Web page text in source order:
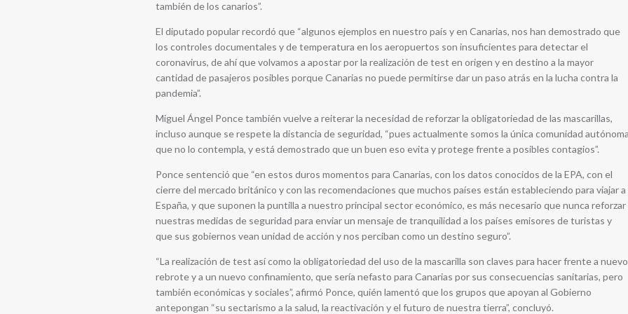
también de los canarios”.
El diputado popular recordó que “algunos ejemplos en nuestro país y en Canarias, nos han demostrado que
los controles documentales y de temperatura en los aeropuertos son insuficientes para detectar el
coronavirus, de ahí que volvamos a apostar por la realización de test en origen y en destino a la mayor
cantidad de pasajeros posibles porque Canarias no puede permitirse dar un paso atrás en la lucha contra la
pandemia”.
Miguel Ángel Ponce también vuelve a reiterar la necesidad de reforzar la obligatoriedad de las mascarillas,
incluso aunque se respete la distancia de seguridad, “pues actualmente somos la única comunidad
que no lo contempla, y está demostrado que un buen eso evita y protege frente a posibles contagios”.
Ponce sentenció que “en estos duros momentos para Canarias, con los datos conocidos de la EPA, con el
cierre del mercado británico y con las recomendaciones que muchos países están estableciendo para viajar a
España, y que suponen la puntilla a nuestro principal sector económico, es más necesario que nunca reforzar
nuestras medidas de seguridad para enviar un mensaje de tranquilidad a los países emisores de turistas y
que sus gobiernos vean unidad de acción y nos perciban como un destino seguro”.
“La realización de test así como la obligatoriedad del uso de la mascarilla son claves para hacer frente a nuevo
rebrote y a un nuevo confinamiento, que sería nefasto para Canarias por sus consecuencias sanitarias, pero
también económicas y sociales”, afirmó Ponce, quién lamentó que los grupos que apoyan al Gobierno
antepongan “su sectarismo a la salud, la reactivación y el futuro de nuestra tierra”, concluyó.